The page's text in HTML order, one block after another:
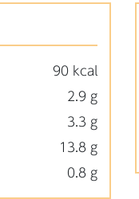
90 kcal
2.9 g
3.3 g
13.8 g
0.8 g